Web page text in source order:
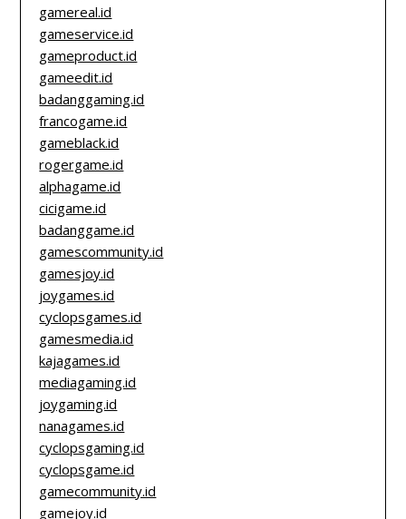
gamereal.id
gameservice.id
gameproduct.id
gameedit.id
badanggaming.id
francogame.id
gameblack.id
rogergame.id
alphagame.id
cicigame.id
badanggame.id
gamescommunity.id
gamesjoy.id
joygames.id
cyclopsgames.id
gamesmedia.id
kajagames.id
mediagaming.id
joygaming.id
nanagames.id
cyclopsgaming.id
cyclopsgame.id
gamecommunity.id
gamejoy.id